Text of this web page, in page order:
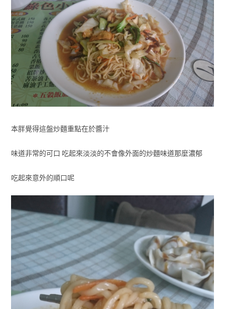
本胖覺得這盤炒麵重點在於醬汁
味道非常的可口 吃起來淡淡的不會像外面的炒麵味道那麼濃郁
吃起來意外的順口呢